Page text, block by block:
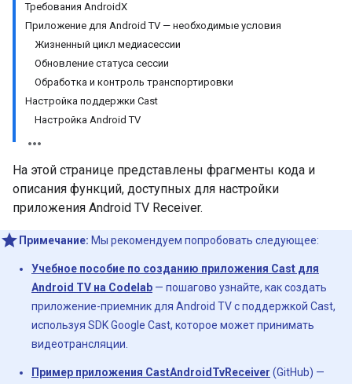
Требования AndroidX
Приложение для Android TV — необходимые условия
Жизненный цикл медиасессии
Обновление статуса сессии
Обработка и контроль транспортировки
Настройка поддержки Cast
Настройка Android TV
На этой странице представлены фрагменты кода и
описания функций, доступных для настройки
приложения Android TV Receiver.
Примечание: Мы рекомендуем попробовать следующее:
Учебное пособие по созданию приложения Cast для
Android TV на Codelab — пошагово узнайте, как создать
приложение-приемник для Android TV с поддержкой Cast,
используя SDK Google Cast, которое может принимать
видеотрансляции.
Пример приложения CastAndroidTvReceiver (GitHub) —